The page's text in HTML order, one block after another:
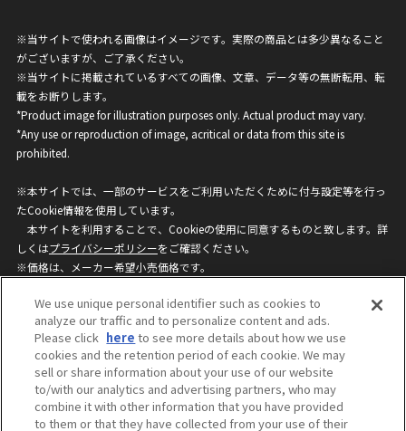
※当サイトで使われる画像はイメージです。実際の商品とは多少異なること
がございますが、ご了承ください。
※当サイトに掲載されているすべての画像、文章、データ等の無断転用、転
載をお断りします。
*Product image for illustration purposes only. Actual product may vary.
*Any use or reproduction of image, acritical or data from this site is
prohibited.
※本サイトでは、一部のサービスをご利用いただくために付与設定等を行っ
たCookie情報を使用しています。
本サイトを利用することで、Cookieの使用に同意するものと致します。詳
しくはプライバシーポリシーをご確認ください。
※価格は、メーカー希望小売価格です。
ざいますのでご了承ください。
privacypolicy
Do Not Sell or Share My
Personal Information
ウェブサイトご利用条件
ソーシャルメディアポリシー
個人情報保護方針
お問い合わせ
We use unique personal identifier such as cookies to
analyze our traffic and to personalize content and ads.
Please click here to see more details about how we use
cookies and the retention period of each cookie. We may
sell or share information about your use of our website
to/with our analytics and advertising partners, who may
combine it with other information that you have provided
to them or that they have collected from your use of their